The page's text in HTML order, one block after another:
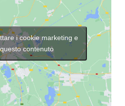
i cookie marketing e
contenuto